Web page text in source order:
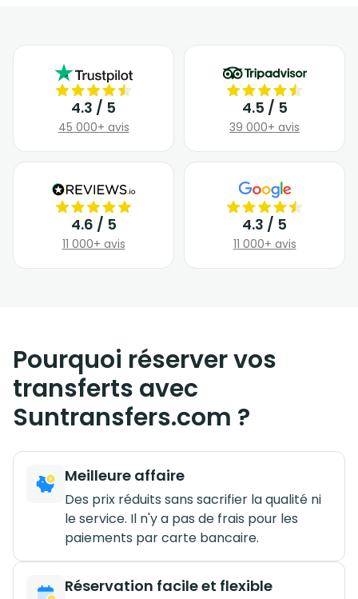
4.3 / 5
45 000+ avis
4.5 / 5
39 000+ avis
4.6 / 5
11 000+ avis
4.3 / 5
11 000+ avis
Pourquoi réserver vos
transferts avec
Suntransfers.com ?
Meilleure affaire
Des prix réduits sans sacrifier la qualité ni
le service. Il n'y a pas de frais pour les
paiements par carte bancaire.
Réservation facile et flexible